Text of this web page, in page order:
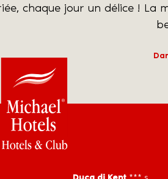
chaque jour un délice ! La